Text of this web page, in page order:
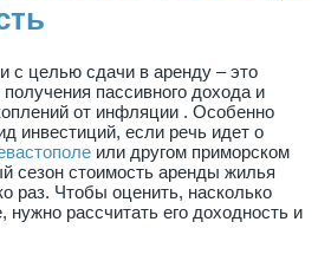
с целью сдачи в аренду – это
пассивного дохода и
от инфляции . Особенно
инвестиций, если речь идет о
или другом приморском
сезон стоимость аренды жилья
раз. Чтобы оценить, насколько
нужно рассчитать его доходность и